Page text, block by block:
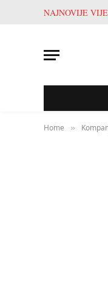
NAJNOVIJE
Home »